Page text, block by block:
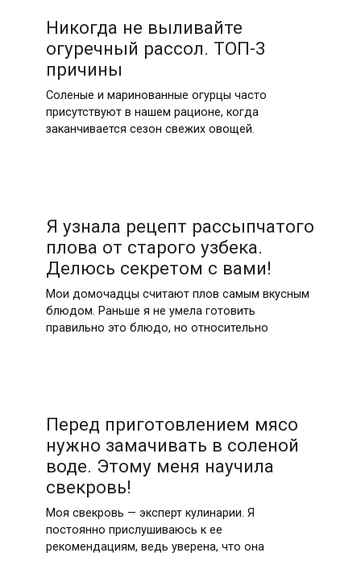
Никогда не выливайте
огуречный рассол. ТОП-3
причины
Соленые и маринованные огурцы часто
присутствуют в нашем рационе, когда
заканчивается сезон свежих овощей.
Я узнала рецепт рассыпчатого
плова от старого узбека.
Делюсь секретом с вами!
Мои домочадцы считают плов самым вкусным
блюдом. Раньше я не умела готовить
правильно это блюдо, но относительно
Перед приготовлением мясо
нужно замачивать в соленой
воде. Этому меня научила
свекровь!
Моя свекровь — эксперт кулинарии. Я
постоянно прислушиваюсь к ее
рекомендациям, ведь уверена, что она